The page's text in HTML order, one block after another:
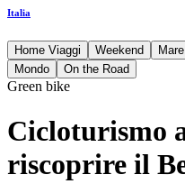
Italia
Home Viaggi Weekend Mare
Mondo
On the Road
Green bike
Cicloturismo
riscoprire il